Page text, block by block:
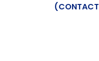
(CONTACT